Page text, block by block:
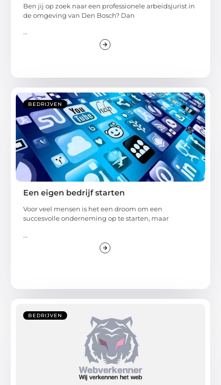
Ben jij op zoek naar een professionele arbeidsjurist in
de omgeving van Den Bosch? Dan
...
BEDRIJVEN
Een eigen bedrijf starten
Voor veel mensen is het een droom om een
succesvolle onderneming op te starten, maar
...
BEDRIJVEN